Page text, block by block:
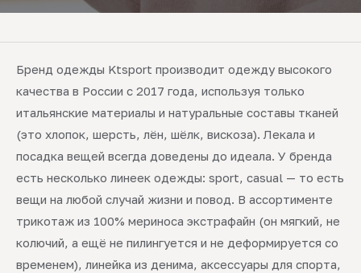
Бренд одежды Ktsport производит одежду высокого
качества в России с 2017 года, используя только
итальянские материалы и натуральные составы тканей
(это хлопок, шерсть, лён, шёлк, вискоза). Лекала и
посадка вещей всегда доведены до идеала. У бренда
есть несколько линеек одежды: sport, casual — то есть
вещи на любой случай жизни и повод. В ассортименте
трикотаж из 100% мериноса экстрафайн (он мягкий, не
колючий, а ещё не пилингуется и не деформируется со
временем), линейка из денима, аксессуары для спорта,